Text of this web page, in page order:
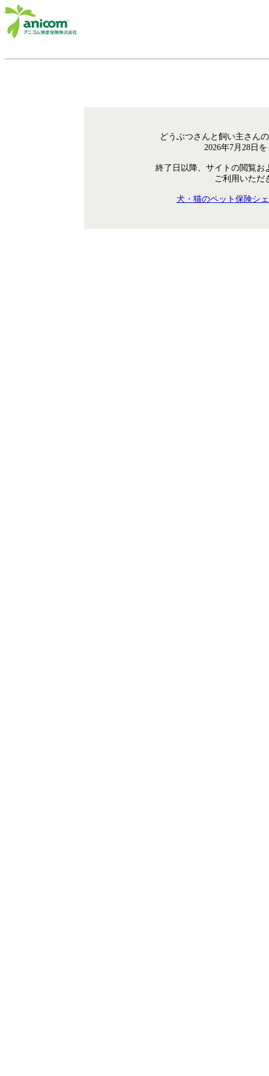
どうぶつさんと飼い主さん
2026年7月28日
終了日以降、サイトの閲覧お
ご利用いただ
犬・猫のペット保険シ